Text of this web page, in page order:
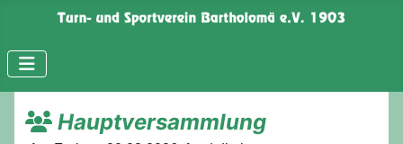
Hauptversammlung